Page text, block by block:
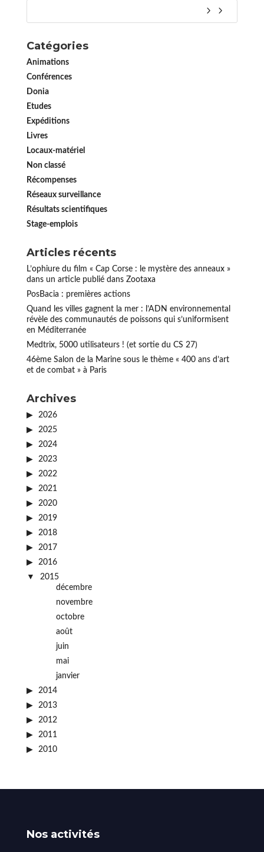
Catégories
Animations
Conférences
Donia
Etudes
Expéditions
Livres
Locaux-matériel
Non classé
Récompenses
Réseaux surveillance
Résultats scientifiques
Stage-emplois
Articles récents
L’ophiure du film « Cap Corse : le mystère des anneaux »
dans un article publié dans Zootaxa
PosBacia : premières actions
Quand les villes gagnent la mer : l’ADN environnemental
révèle des communautés de poissons qui s’uniformisent
en Méditerranée
Medtrix, 5000 utilisateurs ! (et sortie du CS 27)
46ème Salon de la Marine sous le thème « 400 ans d’art
et de combat » à Paris
Archives
2026
2025
2024
2023
2022
2021
2020
2019
2018
2017
2016
2015
décembre
novembre
octobre
août
juin
mai
janvier
2014
2013
2012
2011
2010
Nos activités